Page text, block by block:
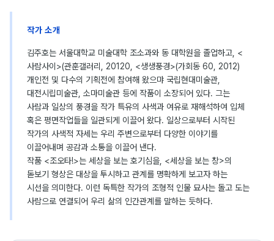
작가 소개
김주호는 서울대학교 미술대학 조소과와 동 대학원을 졸업하고, <
사람사이>(관훈갤러리, 20120, <생생풍경>(가회동 60, 2012)
개인전 및 다수의 기획전에 참여해 왔으먀 국립현대미술관,
대전시립미술관, 소마미술관 등에 작품이 소장되어 있다. 그는
사람과 일상의 풍경을 작가 특유의 사색과 여유로 재해석하여 입체
혹은 평면작업들을 일관되게 이끌어 왔다. 일상으로부터 시작된
작가의 사색적 자세는 우리 주변으로부터 다양한 이야기를
이끌어내며 공감과 소통을 이끌어 낸다.
작품 <조오타!>는 세상을 보는 호기심을, <세상을 보는 창>의
돋보기 형상은 대상을 투시하고 관계를 명확하게 보고자 하는
시선을 의미한다. 이런 독특한 작가의 조형적 인물 묘사는 돌고 도는
사람으로 연결되어 우리 삶의 인간관계를 말하는 듯하다.